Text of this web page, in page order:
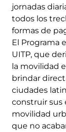
jornadas
todos los
formas de
El Programa
UITP, que
la movilidad
brindar
ciudades
construir sus
movilidad
que no